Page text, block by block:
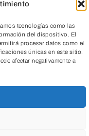
tecnologías como las
del dispositivo. El
procesar datos como el
únicas en este sitio.
afectar negativamente a